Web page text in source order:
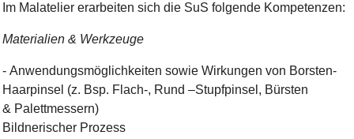
Im Malatelier erarbeiten sich die SuS folgende Kompetenzen:
Materialien & Werkzeuge
- Anwendungsmöglichkeiten sowie Wirkungen von Borsten-
Haarpinsel (z. Bsp. Flach-, Rund –Stupfpinsel, Bürsten
& Palettmessern)
Bildnerischer Prozess